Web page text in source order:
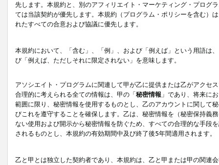
先します。本規約と、別のアフィリエイト・マーケティング・プログ
ては当該契約が優先します。本規約（プログラム・ポリシーを含む）
れたすべての合意および協議に優先します。
本規約において、「含む」、「例」、および「例えば」という用語は
び「例えば、ただしそれに限定されない」を意味します。
アソシエイト・プログラムに関連して甲が乙に提供または乙がアクセ
合理的に考えられる全ての情報は、甲の「秘密情報 」であり、将来に
範囲に限り、秘密情報を使用するものとし、乙のアカウントに関して
びこれを遵守することを確保します。乙は、秘密情報を（秘密保持義
ない使用および開示から秘密情報を防ぐため、すべての合理的な手段
されるものとし、本規約の有効期間中及び終了後5年間適用されます。
乙と甲とは独立した契約者であり、本規約は、乙と甲または甲の関連